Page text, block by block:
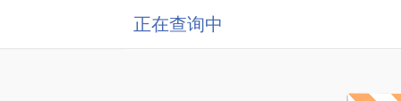
正在查询中